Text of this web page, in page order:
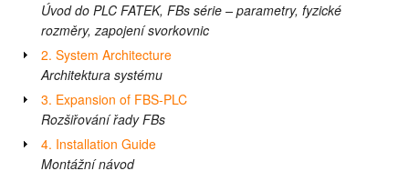
Úvod do PLC FATEK, FBs série – parametry, fyzické
rozměry, zapojení svorkovnic
2. System Architecture
Architektura systému
3. Expansion of FBS-PLC
Rozšiřování řady FBs
4. Installation Guide
Montážní návod